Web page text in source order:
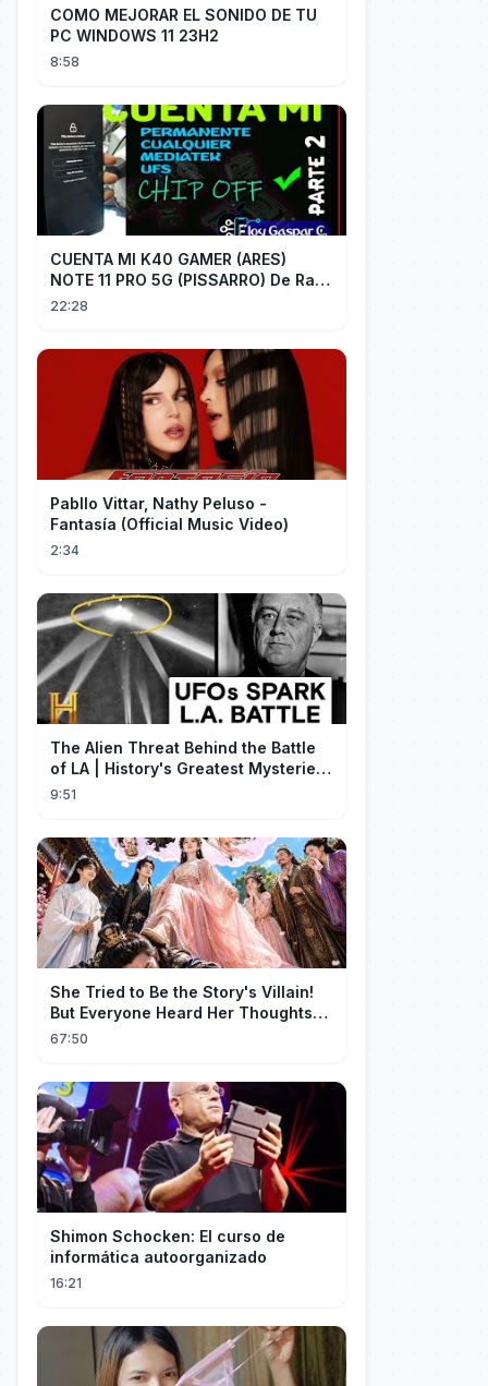
COMO MEJORAR EL SONIDO DE TU
PC WINDOWS 11 23H2
8:58
CUENTA MI K40 GAMER (ARES)
NOTE 11 PRO 5G (PISSARRO) De Raiz
CHIP OFF VIA MIPI TESTER PARTE 2
22:28
Pabllo Vittar, Nathy Peluso -
Fantasía (Official Music Video)
2:34
The Alien Threat Behind the Battle
of LA | History's Greatest Mysteries
(S5)
9:51
She Tried to Be the Story's Villain!
But Everyone Heard Her Thoughts?
Now Everyone Adores Her~
67:50
Shimon Schocken: El curso de
informática autoorganizado
16:21